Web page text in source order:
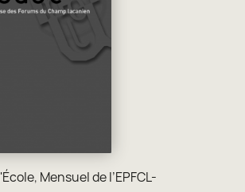
, Mensuel de l’EPFCL-